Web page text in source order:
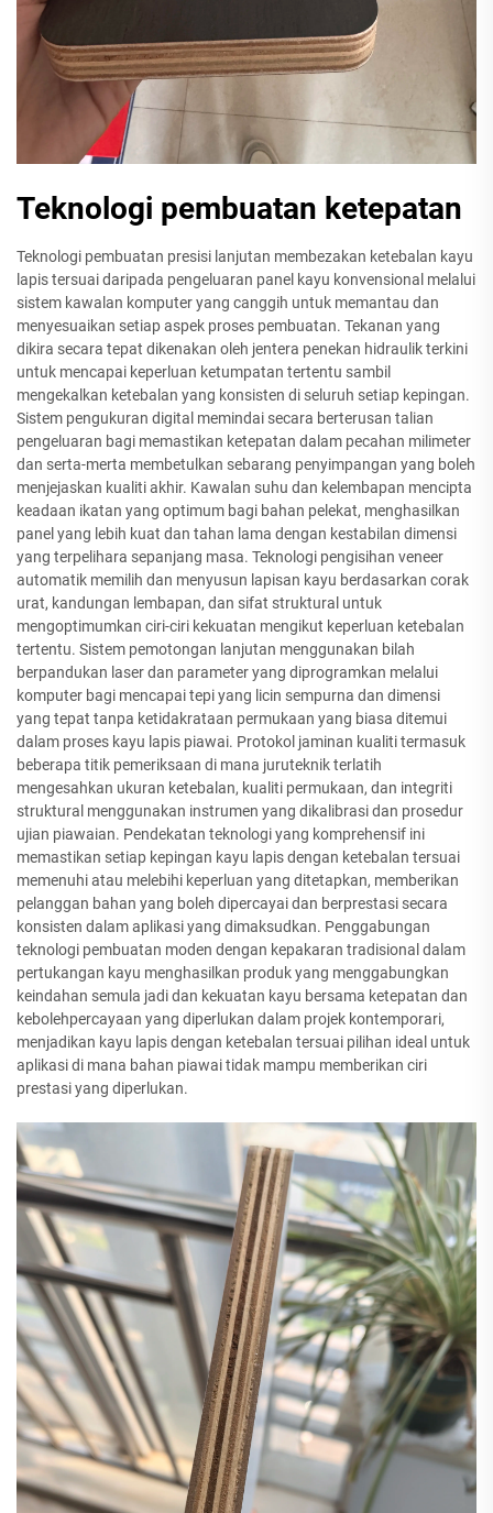
Teknologi pembuatan ketepatan
Teknologi pembuatan presisi lanjutan membezakan ketebalan kayu
lapis tersuai daripada pengeluaran panel kayu konvensional melalui
sistem kawalan komputer yang canggih untuk memantau dan
menyesuaikan setiap aspek proses pembuatan. Tekanan yang
dikira secara tepat dikenakan oleh jentera penekan hidraulik terkini
untuk mencapai keperluan ketumpatan tertentu sambil
mengekalkan ketebalan yang konsisten di seluruh setiap kepingan.
Sistem pengukuran digital memindai secara berterusan talian
pengeluaran bagi memastikan ketepatan dalam pecahan milimeter
dan serta-merta membetulkan sebarang penyimpangan yang boleh
menjejaskan kualiti akhir. Kawalan suhu dan kelembapan mencipta
keadaan ikatan yang optimum bagi bahan pelekat, menghasilkan
panel yang lebih kuat dan tahan lama dengan kestabilan dimensi
yang terpelihara sepanjang masa. Teknologi pengisihan veneer
automatik memilih dan menyusun lapisan kayu berdasarkan corak
urat, kandungan lembapan, dan sifat struktural untuk
mengoptimumkan ciri-ciri kekuatan mengikut keperluan ketebalan
tertentu. Sistem pemotongan lanjutan menggunakan bilah
berpandukan laser dan parameter yang diprogramkan melalui
komputer bagi mencapai tepi yang licin sempurna dan dimensi
yang tepat tanpa ketidakrataan permukaan yang biasa ditemui
dalam proses kayu lapis piawai. Protokol jaminan kualiti termasuk
beberapa titik pemeriksaan di mana juruteknik terlatih
mengesahkan ukuran ketebalan, kualiti permukaan, dan integriti
struktural menggunakan instrumen yang dikalibrasi dan prosedur
ujian piawaian. Pendekatan teknologi yang komprehensif ini
memastikan setiap kepingan kayu lapis dengan ketebalan tersuai
memenuhi atau melebihi keperluan yang ditetapkan, memberikan
pelanggan bahan yang boleh dipercayai dan berprestasi secara
konsisten dalam aplikasi yang dimaksudkan. Penggabungan
teknologi pembuatan moden dengan kepakaran tradisional dalam
pertukangan kayu menghasilkan produk yang menggabungkan
keindahan semula jadi dan kekuatan kayu bersama ketepatan dan
kebolehpercayaan yang diperlukan dalam projek kontemporari,
menjadikan kayu lapis dengan ketebalan tersuai pilihan ideal untuk
aplikasi di mana bahan piawai tidak mampu memberikan ciri
prestasi yang diperlukan.